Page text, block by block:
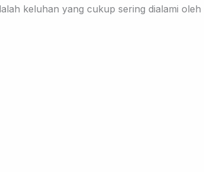
keluhan yang cukup sering dialami